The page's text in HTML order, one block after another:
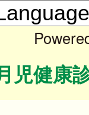
児健康